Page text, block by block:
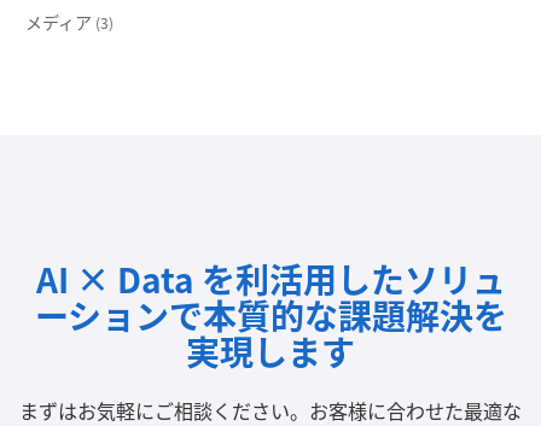
メディア (3)
AI × Data を利活用したソリュ
ーションで本質的な課題解決を
実現します
まずはお気軽にご相談ください。 お客様に合わせた最適な